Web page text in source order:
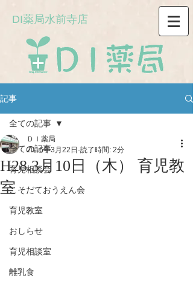
DI薬局水前寺店
記事
全ての記事
育児相談会
こそだておうえん会
育児教室
おしらせ
育児相談室
離乳食
全ての記事
H28.3月10日（木） 育児教
室
ＤＩ薬局
2016年3月22日 読了時間: 2分